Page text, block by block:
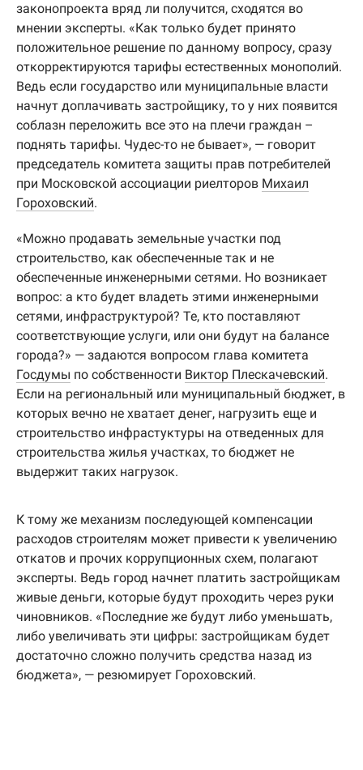
законопроекта вряд ли получится, сходятся во
мнении эксперты. «Как только будет принято
положительное решение по данному вопросу, сразу
откорректируются тарифы естественных монополий.
Ведь если государство или муниципальные власти
начнут доплачивать застройщику, то у них появится
соблазн переложить все это на плечи граждан –
поднять тарифы. Чудес-то не бывает», — говорит
председатель комитета защиты прав потребителей
при Московской ассоциации риелторов Михаил
Гороховский.
«Можно продавать земельные участки под
строительство, как обеспеченные так и не
обеспеченные инженерными сетями. Но возникает
вопрос: а кто будет владеть этими инженерными
сетями, инфраструктурой? Те, кто поставляют
соответствующие услуги, или они будут на балансе
города?» — задаются вопросом глава комитета
Госдумы по собственности Виктор Плескачевский.
Если на региональный или муниципальный бюджет, в
которых вечно не хватает денег, нагрузить еще и
строительство инфрастуктуры на отведенных для
строительства жилья участках, то бюджет не
выдержит таких нагрузок.
К тому же механизм последующей компенсации
расходов строителям может привести к увеличению
откатов и прочих коррупционных схем, полагают
эксперты. Ведь город начнет платить застройщикам
живые деньги, которые будут проходить через руки
чиновников. «Последние же будут либо уменьшать,
либо увеличивать эти цифры: застройщикам будет
достаточно сложно получить средства назад из
бюджета», — резюмирует Гороховский.